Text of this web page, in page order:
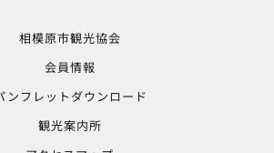
相模原市観光協会
会員情報
ンフレットダウンロード
観光案内所